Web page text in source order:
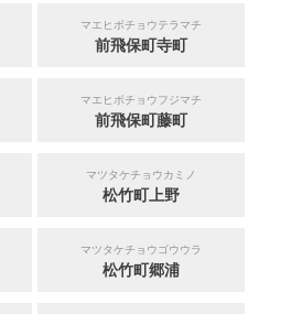
マエヒボチョウテラマチ
前飛保町寺町
マエヒボチョウフジマチ
前飛保町藤町
マツタケチョウカミノ
松竹町上野
マツタケチョウゴウウラ
松竹町郷浦